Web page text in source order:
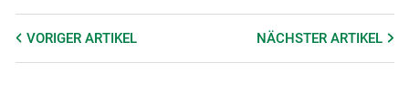
VORIGER ARTIKEL NÄCHSTERARTIKEL